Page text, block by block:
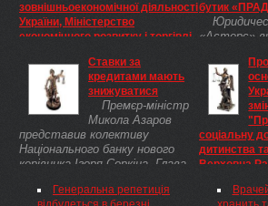
зовнішньоекономічної діяльності
України, Міністерство
економічного розвитку і торгівлі
Про тимчасове зупинення дії
спеціальної санкції, що
застосована до суб'єкта
зовнішньоекономічної
діяльності України Відповідно
до Положення про порядок
застосування до суб'єктів
зовнішньоекономічної
діяльності України та
іноземних суб'єктів
Ставки за
кредитами мають
знижуватися
Премєр-міністр
Микола Азаров
представив колективу
Національного банку нового
керівника Ігоря Соркіна. Глава
роботі на новій посаді. Коли
Генеральна репетиція
бутик
«Астерс»
«ПРАДА
мировых
дизайна,
кожаных
одежды, ...
соціальну
дитинства
Верховна
Ради